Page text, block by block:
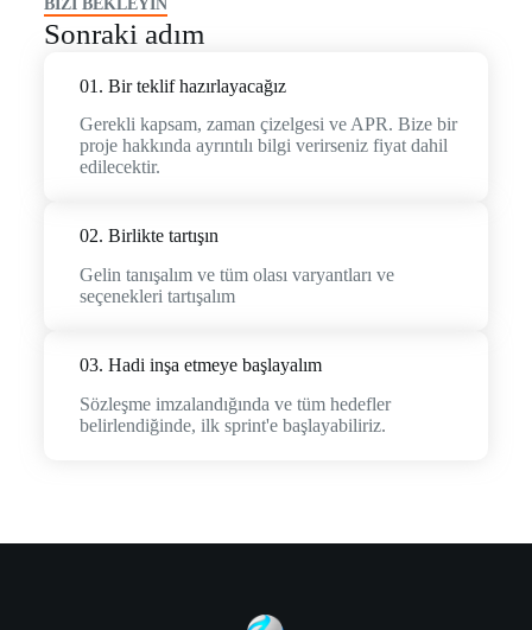
BİZİ BEKLEYİN
Sonraki adım
01. Bir teklif hazırlayacağız
Gerekli kapsam, zaman çizelgesi ve APR. Bize bir
proje hakkında ayrıntılı bilgi verirseniz fiyat dahil
edilecektir.
02. Birlikte tartışın
Gelin tanışalım ve tüm olası varyantları ve
seçenekleri tartışalım
03. Hadi inşa etmeye başlayalım
Sözleşme imzalandığında ve tüm hedefler
belirlendiğinde, ilk sprint'e başlayabiliriz.